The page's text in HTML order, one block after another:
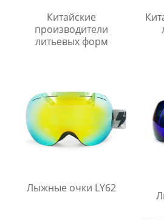
Китайские
производители
литьевых форм
Лыжные очки LY62